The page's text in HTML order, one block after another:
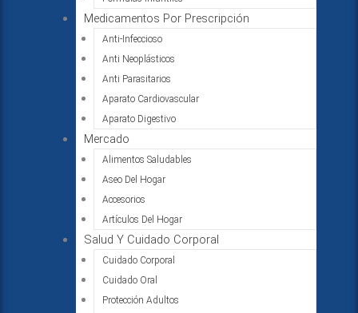
Medicamentos Por Prescripción
Anti-Infeccioso
Anti Neoplásticos
Anti Parasitarios
Aparato Cardiovascular
Aparato Digestivo
Mercado
Alimentos Saludables
Aseo Del Hogar
Accesorios
Artículos Del Hogar
Salud Y Cuidado Corporal
Cuidado Corporal
Cuidado Oral
Protección Adultos